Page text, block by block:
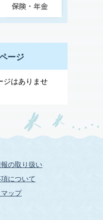
ージ
ジはありませ
の取り扱い
について
ップ